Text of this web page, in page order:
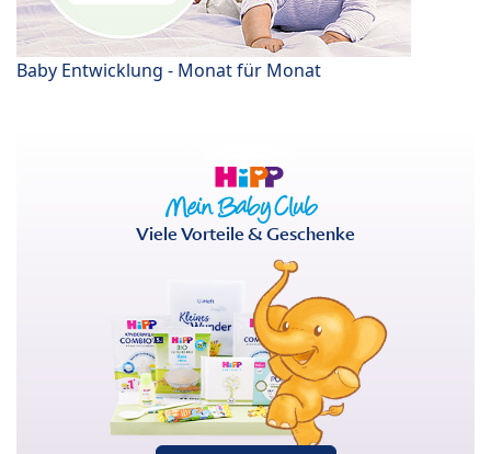
Baby Entwicklung - Monat für Monat
Viele Vorteile & Geschenke